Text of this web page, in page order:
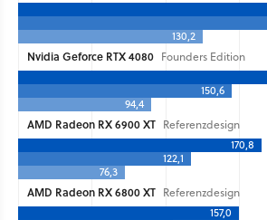
130,2
Nvidia Geforce RTX 4080 Founders Edition
150,6
94,4
AMD Radeon RX 6900 XT Referenzdesign
170,8
122,1
76,3
AMD Radeon RX 6800 XT Referenzdesign
157,0